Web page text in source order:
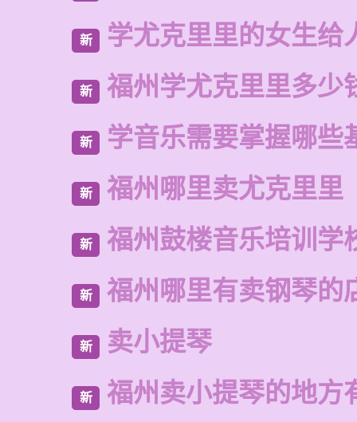
新 学尤克里里的女生给
新 福州学尤克里里多少
新 学音乐需要掌握哪些
新 福州哪里卖尤克里里
新 福州鼓楼音乐培训学
新 福州哪里有卖钢琴的
新 卖小提琴
新 福州卖小提琴的地方